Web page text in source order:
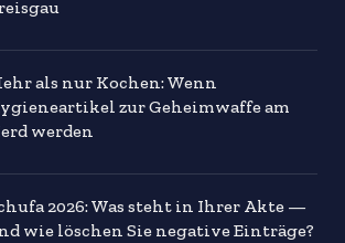
als nur Kochen: Wenn
zur Geheimwaffe am
werden
2026: Was steht in Ihrer Akte —
wie löschen Sie negative Einträge?